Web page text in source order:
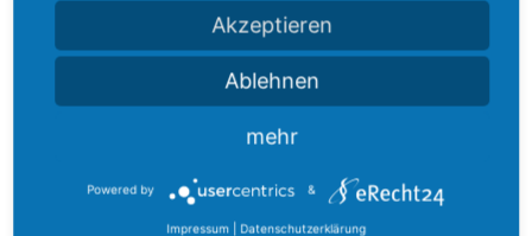
13,81 Sekunden. Lukas Lenz gewann die Konkurrenz der M14 über 80
Meter Hürden und stellte ebenfalls eine persönliche Bestleistung auf
(14,00).
Bei den Mädchen der U16 erreichte die 4x100-Meter-Staffel mit
Lisowski den zweiten Platz. Ida Lisowski und Rhianna Benner zeigten
verbesserten beide ihre persönlichen Bestmarken. Rebekka Klein
sammelte über 80 Meter Hürden der W14 erste Wettkampferfahrung.
Akzeptieren
Ablehnen
mehr
Powered by &
Impressum | Datenschutzerklärung